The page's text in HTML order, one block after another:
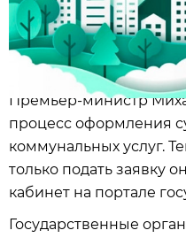
Премьер-министр
процесс оформления
коммунальных услуг.
только подать заявку
кабинет на портале
Государственные